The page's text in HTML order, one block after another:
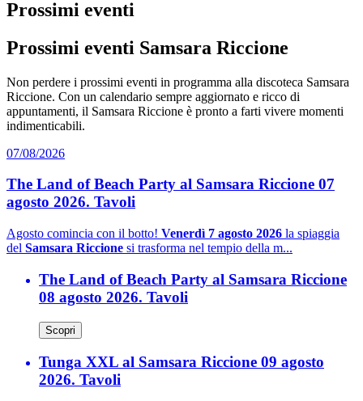
Prossimi eventi
Prossimi eventi Samsara Riccione
Non perdere i prossimi eventi in programma alla discoteca Samsara
Riccione. Con un calendario sempre aggiornato e ricco di
appuntamenti, il Samsara Riccione è pronto a farti vivere momenti
indimenticabili.
07/08/2026
The Land of Beach Party al Samsara Riccione 07
agosto 2026. Tavoli
Agosto comincia con il botto! Venerdì 7 agosto 2026 la spiaggia
del Samsara Riccione si trasforma nel tempio della m...
The Land of Beach Party al Samsara Riccione
08 agosto 2026. Tavoli
Scopri
Tunga XXL al Samsara Riccione 09 agosto
2026. Tavoli